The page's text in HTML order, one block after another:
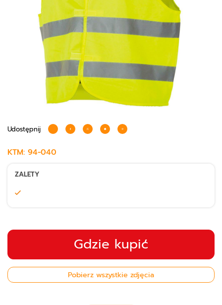
Udostępnij
KTM: 94-040
ZALETY
Gdzie kupić
Pobierz wszystkie zdjęcia